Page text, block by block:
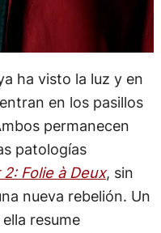
ha visto la luz y en
en los pasillos
permanecen
patologías
Folie à Deux, sin
nueva rebelión. Un
resume